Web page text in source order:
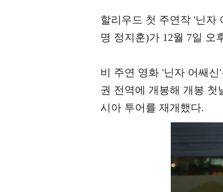
할리우드 첫 주연작 '닌자
명 정지훈)가 12월 7일 오
비 주연 영화 '닌자 어쌔
권 전역에 개봉해 개봉 첫
시아 투어를 재개했다.